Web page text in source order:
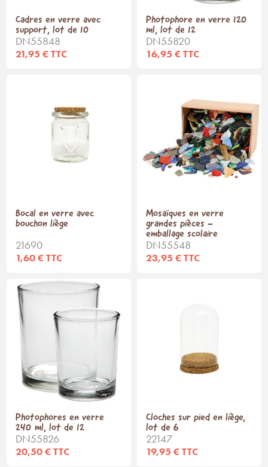
Cadres en verre avec
support, lot de 10
DN55848
21,95 € TTC
Photophore en verre 120
ml, lot de 12
DN55820
16,95 € TTC
Bocal en verre avec
bouchon liège
21690
1,60 € TTC
Mosaïques en verre
grandes pièces -
emballage scolaire
DN55548
23,95 € TTC
Photophores en verre
240 ml, lot de 12
DN55826
20,50 € TTC
Cloches sur pied en liège,
lot de 6
22147
19,95 € TTC